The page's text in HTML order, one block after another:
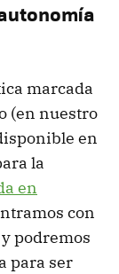
marcada
(en nuestro
en
la
en
con
podremos
para ser